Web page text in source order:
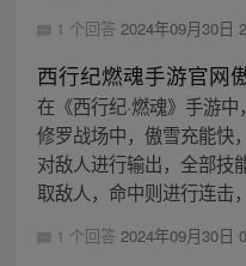
1 个回答 2024年09月30日
西行纪燃魂手游官网
在《西行纪·燃魂》手游
修罗战场中，傲雪充能快
对敌人进行输出，全部技
取敌人，命中则进行连击
1 个回答 2024年09月30日